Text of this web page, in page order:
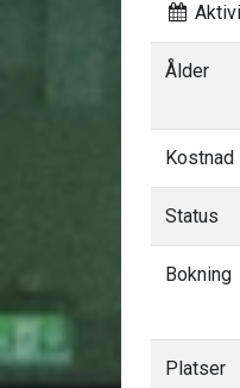
Ålder
Kostnad
Status
Bokning
Platser